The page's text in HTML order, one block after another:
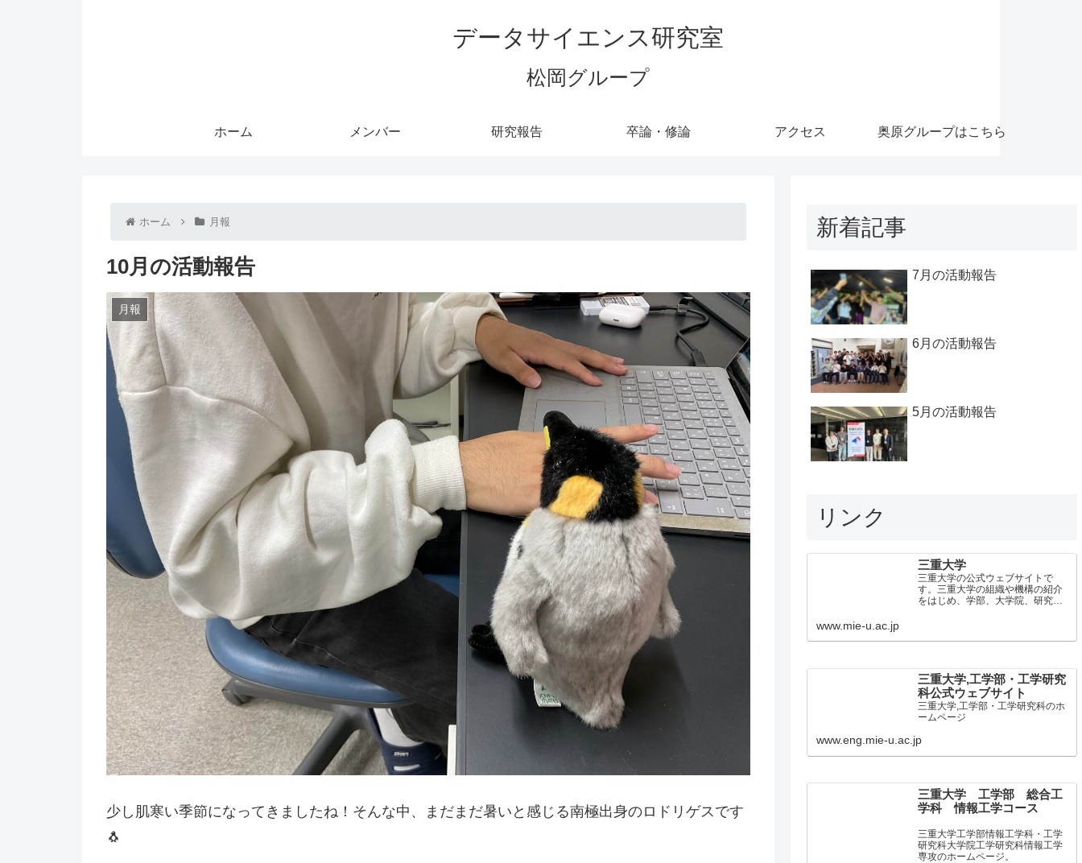
データサイエンス研究室
松岡グループ
ホーム メンバー 研究報告 卒論・修論 アクセス 奥原グループはこちら
ホーム 月報
10月の活動報告
月報
少し肌寒い季節になってきましたね！そんな中、まだまだ暑いと感じる南極出身のロドリゲスです
🐧
新着記事
7月の活動報告
6月の活動報告
5月の活動報告
リンク
三重大学
三重大学の公式ウェブサイトで
す。三重大学の組織や機構の紹介
をはじめ、学部、大学院、研究所
www.mie-u.ac.jp
三重大学,工学部・工学研究
科公式ウェブサイト
三重大学,工学部・工学研究科のホ
ームページ
www.eng.mie-u.ac.jp
三重大学 工学部 総合工
学科 情報工学コース
三重大学工学部情報工学科・工学
研究科大学院工学研究科情報工学
専攻のホームページ。